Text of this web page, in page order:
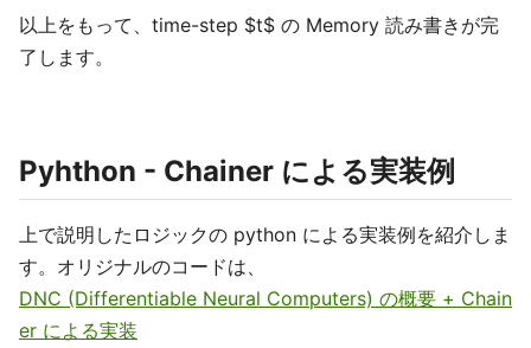
以上をもって、time-step $t$ の Memory 読み書きが完
了します。
Pyhthon - Chainer による実装例
上で説明したロジックの python による実装例を紹介しま
す。オリジナルのコードは、
DNC (Differentiable Neural Computers) の概要 + Chain
er による実装